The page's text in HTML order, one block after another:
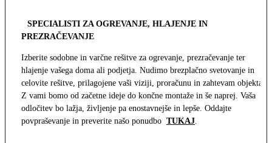
SPECIALISTI ZA OGREVANJE, HLAJENJE IN
PREZRAČEVANJE
Izberite sodobne in varčne rešitve za ogrevanje, prezračevanje ter
hlajenje vašega doma ali podjetja. Nudimo brezplačno svetovanje in
celovite rešitve, prilagojene vaši viziji, proračunu in zahtevam objekta.
Z vami bomo od začetne ideje do končne montaže in še naprej. Vaša
odločitev bo lažja, življenje pa enostavnejše in lepše. Oddajte
povpraševanje in preverite našo ponudbo TUKAJ.